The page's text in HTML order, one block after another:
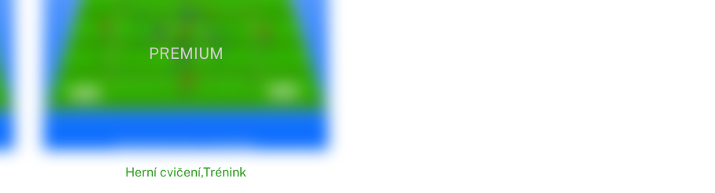
PREMIUM
Herní cvičení,Trénink